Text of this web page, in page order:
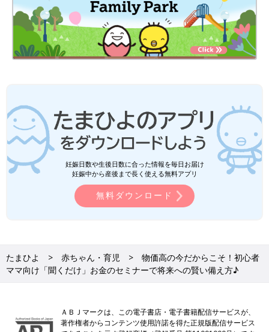
妊娠日数や生後日数に合った情報を毎日お届け
妊娠中から産後まで長く使える無料アプリ
無料ダウンロード
たまひよ 赤ちゃん・育児
物価高の今だからこそ！初心者
ママ向け「聞くだけ」お金のセミナーで将来への賢い備え方♪
ＡＢＪマークは、この電子書店・電子書籍配信サービスが、
著作権者からコンテンツ使用許諾を得た正規版配信サービス